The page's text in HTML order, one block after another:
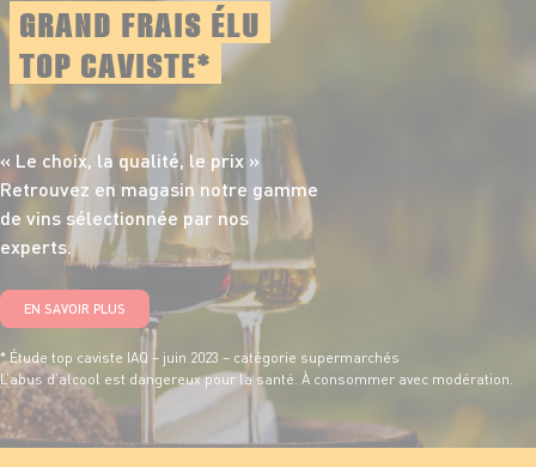
GRAND FRAIS ÉLU
TOP CAVISTE*
« Le choix, la qualité, le prix »
Retrouvez en magasin notre gamme
de vins sélectionnée par nos
experts.
EN SAVOIR PLUS
* Étude top caviste IAQ – juin 2023 – catégorie supermarchés
L’abus d’alcool est dangereux pour la santé. À consommer avec modération.